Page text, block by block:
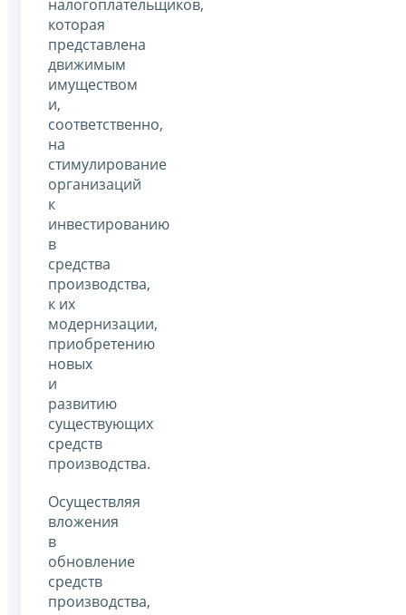
налогоплательщиков,
которая
представлена
движимым
имуществом
и,
соответственно,
на
стимулирование
организаций
к
инвестированию
в
средства
производства,
к их
модернизации,
приобретению
новых
и
развитию
существующих
средств
производства.
Осуществляя
вложения
в
обновление
средств
производства,